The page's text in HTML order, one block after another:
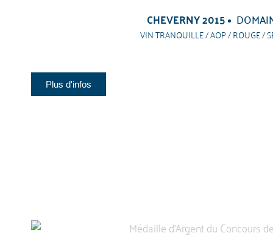
CHEVERNY 2015
VIN TRANQUILLE / AOP / ROUGE /
Plus d'infos